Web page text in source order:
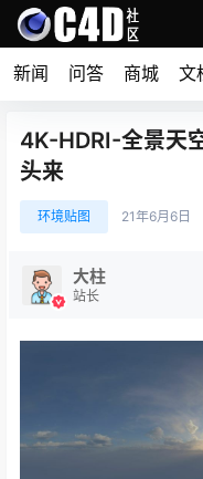
新闻 问答 商城 文
4K-HDRI-全景天
头来
环境贴图 21年6月6日
大柱
站长